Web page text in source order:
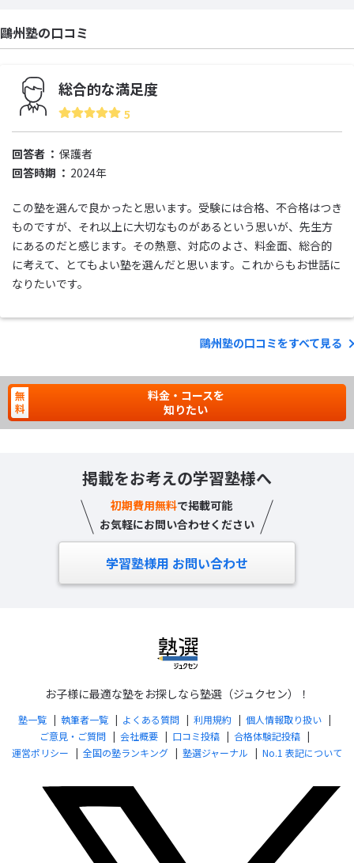
鷗州塾の口コミ
総合的な満足度
5
回答者
保護者
回答時期
2024年
この塾を選んで良かったと思います。受験には合格、不合格はつき
ものですが、それ以上に大切なものがあるという思いが、先生方
にあるのだと感じます。その熱意、対応のよさ、料金面、総合的
に考えて、とてもよい塾を選んだと思います。これからもお世話に
なりたいです。
鷗州塾の口コミをすべて見る
料金・コースを
知りたい
掲載をお考えの学習塾様へ
初期費用無料で掲載可能
お気軽にお問い合わせください
学習塾様用 お問い合わせ
お子様に最適な塾をお探しなら塾選（ジュクセン）！
塾一覧 執筆者一覧 よくある質問 利用規約
個人情報取り扱い
ご意見・ご質問
会社概要 口コミ投稿
合格体験記投稿
運営ポリシー
全国の塾ランキング 塾選ジャーナル No.1 表記について